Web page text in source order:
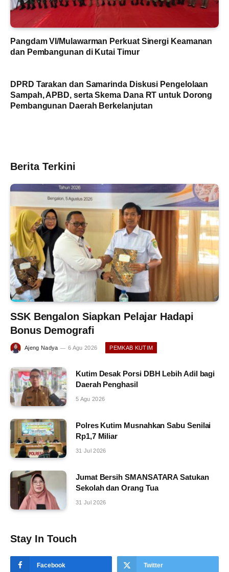
Pangdam VI/Mulawarman Perkuat Sinergi Keamanan
dan Pembangunan di Kutai Timur
DPRD Tarakan dan Samarinda Diskusi Pengelolaan
Sampah, APBD, serta Skema Dana RT untuk Dorong
Pembangunan Daerah Berkelanjutan
Berita Terkini
SSK Bengalon Siapkan Pelajar Hadapi
Bonus Demografi
Ajeng Nadya 6 Agu 2026 PEMKAB KUTIM
Kutim Desak Porsi DBH Lebih Adil bagi
Daerah Penghasil
5 Agu 2026
Polres Kutim Musnahkan Sabu Senilai
Rp1,7 Miliar
31 Jul 2026
Jumat Bersih SMANSATARA Satukan
Sekolah dan Orang Tua
31 Jul 2026
Stay In Touch
Facebook Twitter